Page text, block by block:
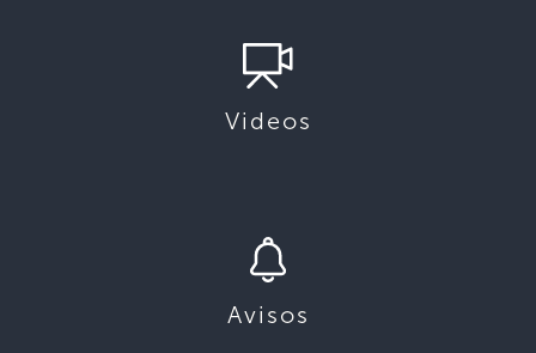
Videos
Avisos